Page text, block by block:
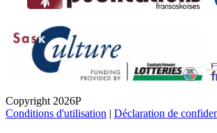
Copyright 2026P
Conditions d'utilisation | Déclaration de